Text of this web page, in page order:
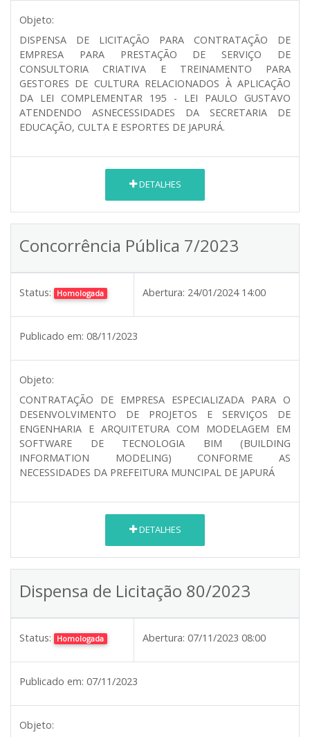
Objeto:
DISPENSA DE LICITAÇÃO PARA CONTRATAÇÃO DE
EMPRESA PARA PRESTAÇÃO DE SERVIÇO DE
CONSULTORIA CRIATIVA E TREINAMENTO PARA
GESTORES DE CULTURA RELACIONADOS À APLICAÇÃO
DA LEI COMPLEMENTAR 195 - LEI PAULO GUSTAVO
ATENDENDO ASNECESSIDADES DA SECRETARIA DE
EDUCAÇÃO, CULTA E ESPORTES DE JAPURÁ.
DETALHES
Concorrência Pública 7/2023
Status: Homologada Abertura: 24/01/2024 14:00
Publicado em: 08/11/2023
Objeto:
CONTRATAÇÃO DE EMPRESA ESPECIALIZADA PARA O
DESENVOLVIMENTO DE PROJETOS E SERVIÇOS DE
ENGENHARIA E ARQUITETURA COM MODELAGEM EM
SOFTWARE DE TECNOLOGIA BIM (BUILDING
INFORMATION MODELING) CONFORME AS
NECESSIDADES DA PREFEITURA MUNCIPAL DE JAPURÁ
DETALHES
Dispensa de Licitação 80/2023
Status: Homologada Abertura: 07/11/2023 08:00
Publicado em: 07/11/2023
Objeto: